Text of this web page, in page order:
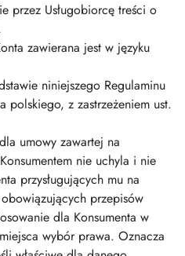
przez Usługobiorcę treści o
zawierana jest w języku
niniejszego Regulaminu
polskiego, z zastrzeżeniem ust.
umowy zawartej na
nie uchyla i nie
przysługujących mu na
przepisów
dla Konsumenta w
wybór prawa. Oznacza